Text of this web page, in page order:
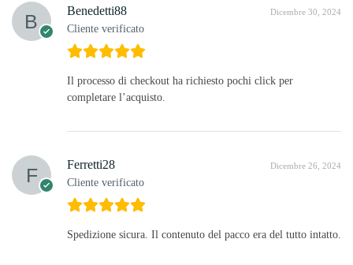
Benedetti88
Cliente verificato
Dicembre 30, 2024
Il processo di checkout ha richiesto pochi click per
completare l’acquisto.
Ferretti28
Cliente verificato
Dicembre 26, 2024
Spedizione sicura. Il contenuto del pacco era del tutto intatto.